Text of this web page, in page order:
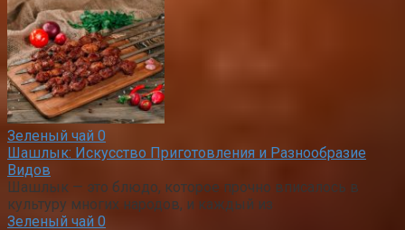
Зеленый чай 0
Шашлык: Искусство Приготовления и Разнообразие
Видов
Шашлык — это блюдо, которое прочно вписалось в
культуру многих народов, и каждый из
Зеленый чай 0